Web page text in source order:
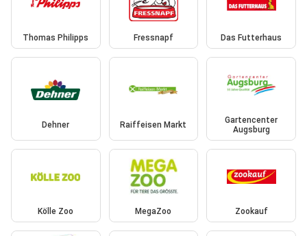
Thomas Philipps Fressnapf Das Futterhaus
Dehner Raiffeisen Markt
Gartencenter
Augsburg
Kölle Zoo MegaZoo Zookauf